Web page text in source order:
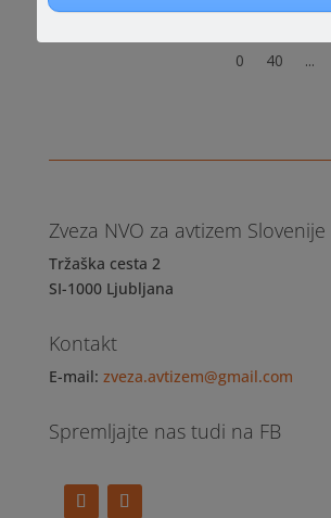
0
40 ...
Zveza NVO za avtizem Slovenije
Tržaška cesta 2
SI-1000 Ljubljana
Kontakt
E-mail: zveza.avtizem@gmail.com
Spremljajte nas tudi na FB